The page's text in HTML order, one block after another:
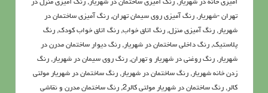
آميزي خانه در شهریار, رنگ آميزي ساختمان در شهریار, رنگ آميزي منزل در
تهران -شهریار, رنگ آمیزی روی سیمان تهران, رنگ آمیزی ساختمان در
شهریار, رنگ آمیزی منزل, رنگ اتاق خواب, رنگ اتاق خواب کودک, رنگ
پلاستیک, رنگ داخلی ساختمان در شهریار, رنگ دیوار ساختمان مدرن در
شهریار, رنگ روغني در شهریار و تهران, رنگ روی سیمان در شهریار, رنگ
زدن خانه شهریار, رنگ ساختمان در شهریار, رنگ ساختمان در شهریار مولتی
کالر, رنگ ساختمان در شهریار مولتی کالر2 , رنگ ساختمان مدرن و نقاشی